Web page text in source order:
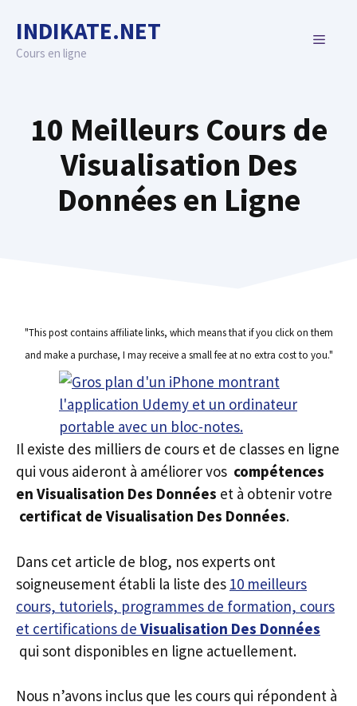
content
INDIKATE.NET
Cours en ligne
MENU
10 Meilleurs Cours de
Visualisation Des
Données en Ligne
"This post contains affiliate links, which means that if you click on them
and make a purchase, I may receive a small fee at no extra cost to you."
Il existe des milliers de cours et de classes en ligne
qui vous aideront à améliorer vos compétences
en Visualisation Des Données et à obtenir votre
certificat de Visualisation Des Données.
Dans cet article de blog, nos experts ont
soigneusement établi la liste des 10 meilleurs
cours, tutoriels, programmes de formation, cours
et certifications de Visualisation Des Données
qui sont disponibles en ligne actuellement.
Nous n’avons inclus que les cours qui répondent à